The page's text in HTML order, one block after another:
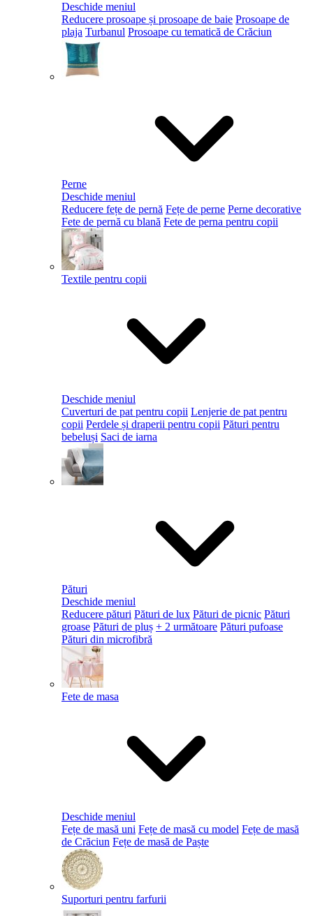
Deschide meniul
Reducere prosoape și prosoape de baie Prosoape de
plaja Turbanul Prosoape cu tematică de Crăciun
Perne
Deschide meniul
Reducere fețe de pernă Fețe de perne Perne decorative
Fete de pernă cu blană Fete de perna pentru copii
Textile pentru copii
Deschide meniul
Cuverturi de pat pentru copii Lenjerie de pat pentru
copii Perdele și draperii pentru copii Pături pentru
bebeluși Saci de iarna
Pături
Deschide meniul
Reducere pături Pături de lux Pături de picnic Pături
groase Pături de pluș + 2 următoare Pături pufoase
Pături din microfibră
Fete de masa
Deschide meniul
Fețe de masă uni Fețe de masă cu model Fețe de masă
de Crăciun Fețe de masă de Paște​
Suporturi pentru farfurii